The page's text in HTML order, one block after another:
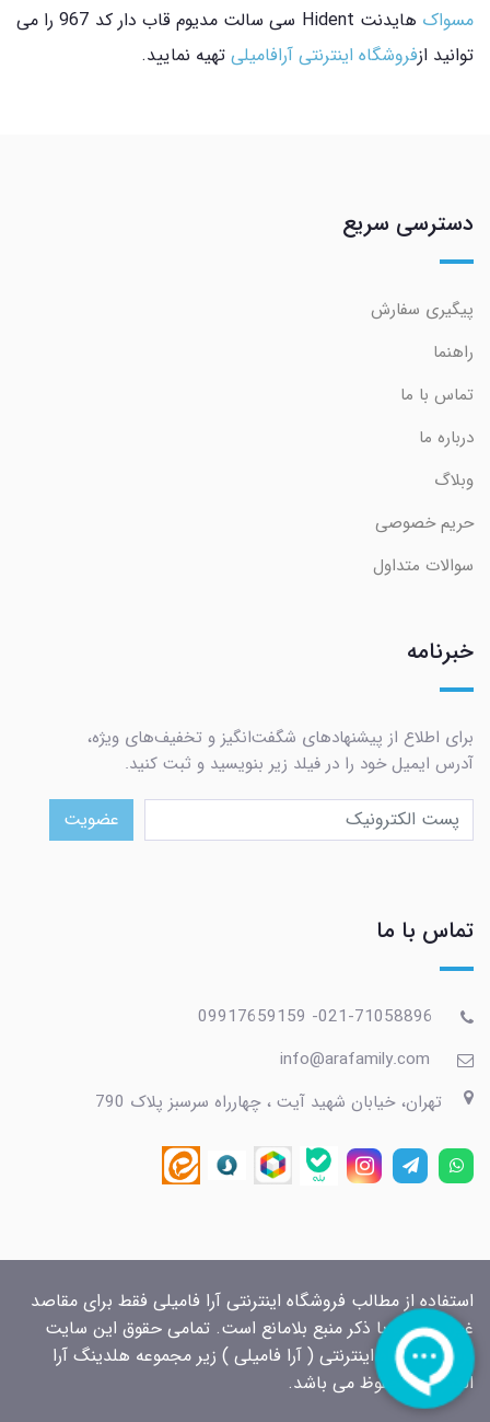
مسواک
هایدنت Hident سی سالت مدیوم قاب دار کد 967 را می
توانید ازفروشگاه اینترنتی آرافامیلی تهیه نمایید.
دسترسی سریع
پیگیری سفارش
راهنما
تماس با ما
درباره ما
وبلاگ
حریم خصوصی
سوالات متداول
خبرنامه
برای اطلاع از پیشنهادهای شگفت‌انگیز و تخفیف‌های ویژه،
آدرس ایمیل خود را در فیلد زیر بنویسید و ثبت کنید.
عضویت
تماس با ما
تهران، خیابان شهید آیت ، چهارراه سرسبز پلاک 790
استفاده از مطالب فروشگاه اینترنتی آرا فامیلی فقط برای مقاصد
غیرتجاری و با ذکر منبع بلامانع است. تمامی حقوق این سایت
برای فروشگاه اینترنتی ( آرا فامیلی ) زیر مجموعه هلدینگ آرا
الکتریک محفوظ می باشد.